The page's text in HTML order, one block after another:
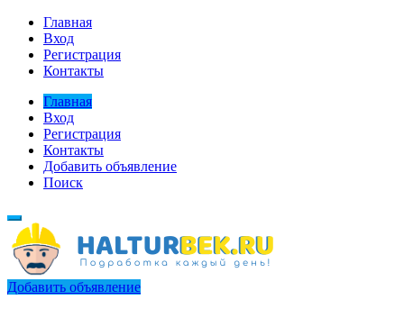
Главная
Вход
Регистрация
Контакты
Главная
Вход
Регистрация
Контакты
Добавить объявление
Поиск
Добавить объявление